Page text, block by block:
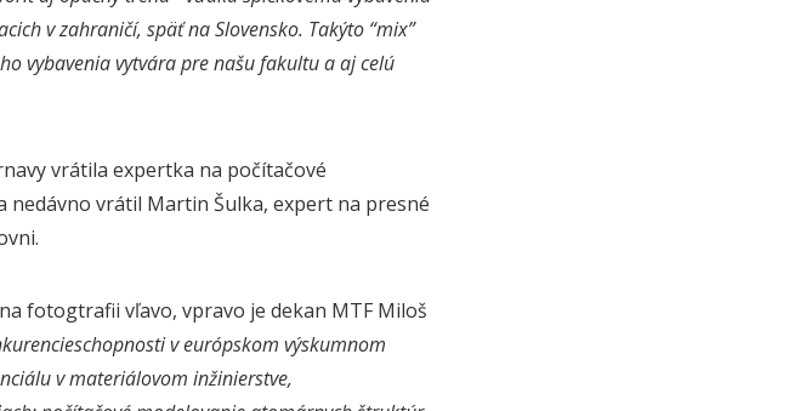
v zahraničí, späť na Slovensko. Takýto “mix”
vybavenia vytvára pre našu fakultu a aj celú
vrátila expertka na počítačové
nedávno vrátil Martin Šulka, expert na presné
fotogtrafii vľavo, vpravo je dekan MTF Miloš
v európskom výskumnom
v materiálovom inžinierstve,